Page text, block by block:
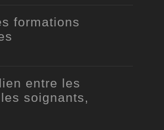
formations
entre les
soignants,